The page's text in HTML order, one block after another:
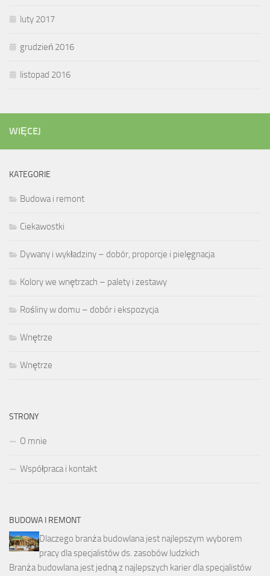
luty 2017
grudzień 2016
listopad 2016
WIĘCEJ
KATEGORIE
Budowa i remont
Ciekawostki
Dywany i wykładziny – dobór, proporcje i pielęgnacja
Kolory we wnętrzach – palety i zestawy
Rośliny w domu – dobór i ekspozycja
Wnętrze
Wnętrze
STRONY
O mnie
Współpraca i kontakt
BUDOWA I REMONT
Dlaczego branża budowlana jest najlepszym wyborem
pracy dla specjalistów ds. zasobów ludzkich
Branża budowlana jest jedną z najlepszych karier dla specjalistów